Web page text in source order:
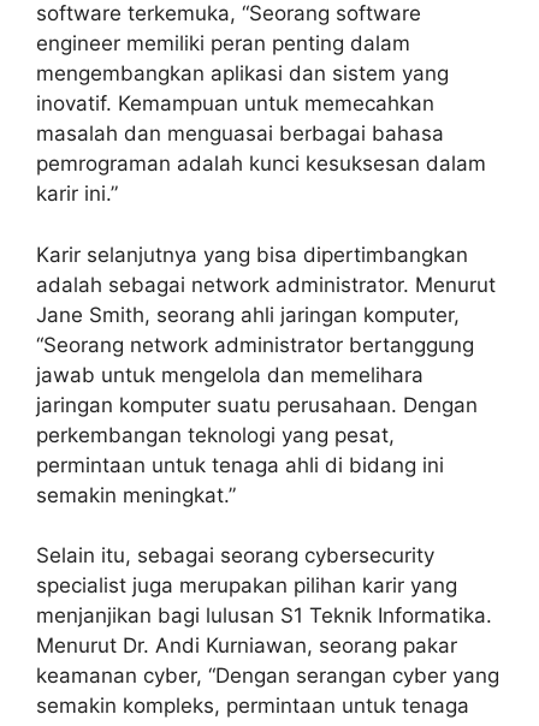
software terkemuka, “Seorang software
engineer memiliki peran penting dalam
mengembangkan aplikasi dan sistem yang
inovatif. Kemampuan untuk memecahkan
masalah dan menguasai berbagai bahasa
pemrograman adalah kunci kesuksesan dalam
karir ini.”
Karir selanjutnya yang bisa dipertimbangkan
adalah sebagai network administrator. Menurut
Jane Smith, seorang ahli jaringan komputer,
“Seorang network administrator bertanggung
jawab untuk mengelola dan memelihara
jaringan komputer suatu perusahaan. Dengan
perkembangan teknologi yang pesat,
permintaan untuk tenaga ahli di bidang ini
semakin meningkat.”
Selain itu, sebagai seorang cybersecurity
specialist juga merupakan pilihan karir yang
menjanjikan bagi lulusan S1 Teknik Informatika.
Menurut Dr. Andi Kurniawan, seorang pakar
keamanan cyber, “Dengan serangan cyber yang
semakin kompleks, permintaan untuk tenaga